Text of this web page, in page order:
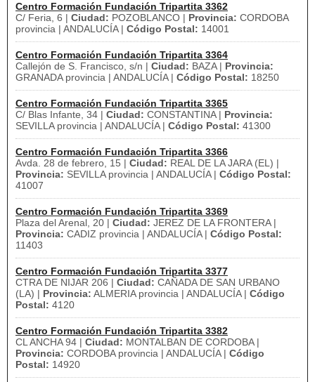
Centro Formación Fundación Tripartita 3362
C/ Feria, 6 | Ciudad: POZOBLANCO | Provincia: CORDOBA
provincia | ANDALUCÍA | Código Postal: 14001
Centro Formación Fundación Tripartita 3364
Callejón de S. Francisco, s/n | Ciudad: BAZA | Provincia:
GRANADA provincia | ANDALUCÍA | Código Postal: 18250
Centro Formación Fundación Tripartita 3365
C/ Blas Infante, 34 | Ciudad: CONSTANTINA | Provincia:
SEVILLA provincia | ANDALUCÍA | Código Postal: 41300
Centro Formación Fundación Tripartita 3366
Avda. 28 de febrero, 15 | Ciudad: REAL DE LA JARA (EL) |
Provincia: SEVILLA provincia | ANDALUCÍA | Código Postal:
41007
Centro Formación Fundación Tripartita 3369
Plaza del Arenal, 20 | Ciudad: JEREZ DE LA FRONTERA |
Provincia: CADIZ provincia | ANDALUCÍA | Código Postal:
11403
Centro Formación Fundación Tripartita 3377
CTRA DE NIJAR 206 | Ciudad: CAÑADA DE SAN URBANO
(LA) | Provincia: ALMERIA provincia | ANDALUCÍA | Código
Postal: 4120
Centro Formación Fundación Tripartita 3382
CL ANCHA 94 | Ciudad: MONTALBAN DE CORDOBA |
Provincia: CORDOBA provincia | ANDALUCÍA | Código
Postal: 14920